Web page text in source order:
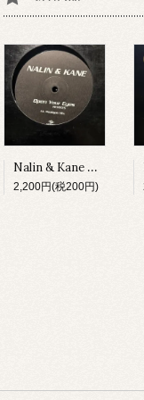
Nalin & Kane / Open Your Eyes (Remixes) [URBDJ2042][1999]
2,200円(税200円)